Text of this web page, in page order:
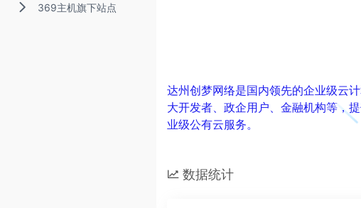
369主机旗下站点
达州创梦网络是国内领先的企业级云
大开发者、政企用户、金融机构等，
业级公有云服务。
数据统计